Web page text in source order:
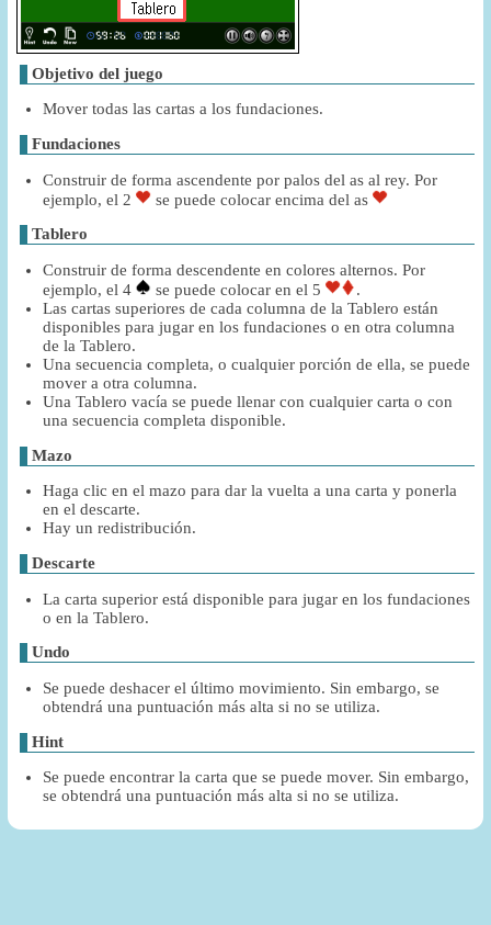
Objetivo del juego
Mover todas las cartas a los fundaciones.
Fundaciones
Construir de forma ascendente por palos del as al rey. Por
ejemplo, el 2
se puede colocar encima del as
Tablero
Construir de forma descendente en colores alternos. Por
ejemplo, el 4
se puede colocar en el 5
.
Las cartas superiores de cada columna de la Tablero están
disponibles para jugar en los fundaciones o en otra columna
de la Tablero.
Una secuencia completa, o cualquier porción de ella, se puede
mover a otra columna.
Una Tablero vacía se puede llenar con cualquier carta o con
una secuencia completa disponible.
Mazo
Haga clic en el mazo para dar la vuelta a una carta y ponerla
en el descarte.
Hay un redistribución.
Descarte
La carta superior está disponible para jugar en los fundaciones
o en la Tablero.
Undo
Se puede deshacer el último movimiento. Sin embargo, se
obtendrá una puntuación más alta si no se utiliza.
Hint
Se puede encontrar la carta que se puede mover. Sin embargo,
se obtendrá una puntuación más alta si no se utiliza.